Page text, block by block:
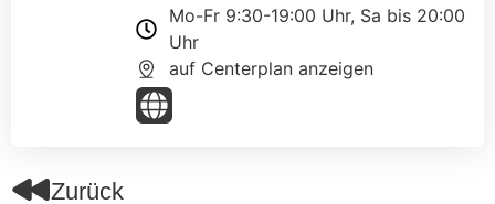
Mo-Fr 9:30-19:00 Uhr, Sa bis 20:00
Uhr
auf Centerplan anzeigen
Zurück